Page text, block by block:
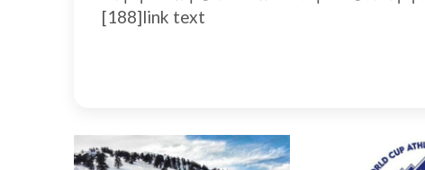
[188]link text